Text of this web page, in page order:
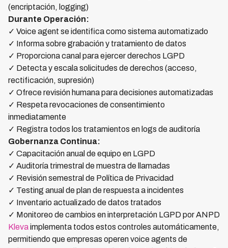
(encriptación, logging)
Durante Operación:
✓ Voice agent se identifica como sistema automatizado
✓ Informa sobre grabación y tratamiento de datos
✓ Proporciona canal para ejercer derechos LGPD
✓ Detecta y escala solicitudes de derechos (acceso,
rectificación, supresión)
✓ Ofrece revisión humana para decisiones automatizadas
✓ Respeta revocaciones de consentimiento
inmediatamente
✓ Registra todos los tratamientos en logs de auditoría
Gobernanza Continua:
✓ Capacitación anual de equipo en LGPD
✓ Auditoría trimestral de muestra de llamadas
✓ Revisión semestral de Política de Privacidad
✓ Testing anual de plan de respuesta a incidentes
✓ Inventario actualizado de datos tratados
✓ Monitoreo de cambios en interpretación LGPD por ANPD
Klevaimplementa todos estos controles automáticamente,
permitiendo que empresas operen voice agents de